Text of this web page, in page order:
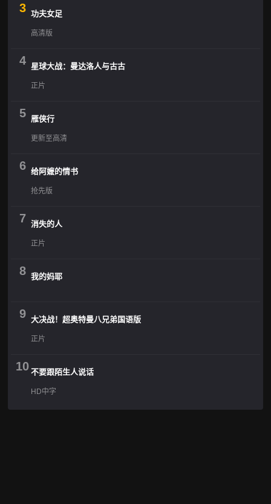
3 功夫女足
高清版
4 星球大战：曼达洛人与古古
正片
5 雁侠行
更新至高清
6 给阿嬷的情书
抢先版
7 消失的人
正片
8 我的妈耶
9 大决战！超奥特曼八兄弟国语版
正片
10 不要跟陌生人说话
HD中字